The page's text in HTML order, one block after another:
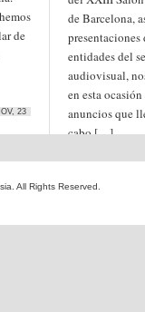
indio
Meiji
de
23
de Barcelona,
presentaciones
entidades del
audiovisual,
en esta
anuncios que
cabo […]
All Rights Reserved.